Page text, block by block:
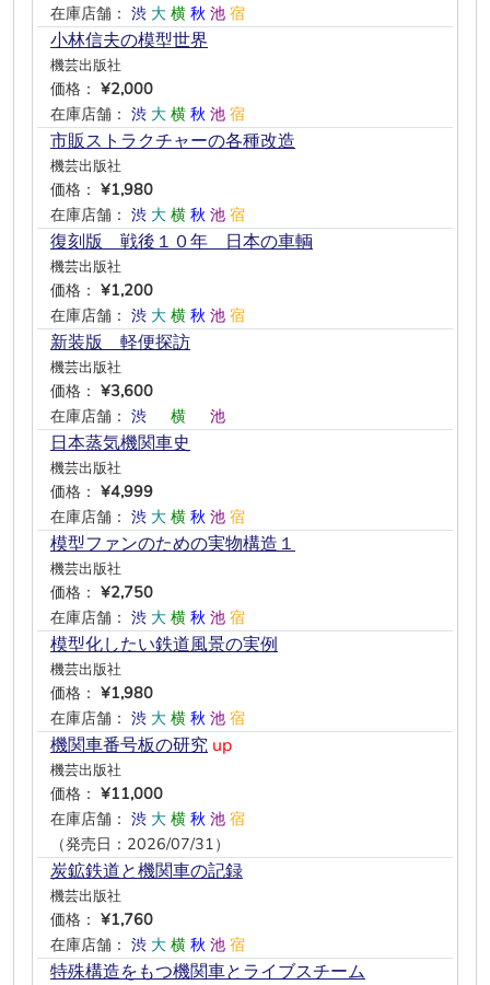
在庫店舗： 渋 大 横 秋 池 宿
小林信夫の模型世界
機芸出版社
価格： ¥2,000
在庫店舗： 渋 大 横 秋 池 宿
市販ストラクチャーの各種改造
機芸出版社
価格： ¥1,980
在庫店舗： 渋 大 横 秋 池 宿
復刻版 戦後１０年 日本の車輌
機芸出版社
価格： ¥1,200
在庫店舗： 渋 大 横 秋 池 宿
新装版 軽便探訪
機芸出版社
価格： ¥3,600
在庫店舗： 渋 横 池
日本蒸気機関車史
機芸出版社
価格： ¥4,999
在庫店舗： 渋 大 横 秋 池 宿
模型ファンのための実物構造１
機芸出版社
価格： ¥2,750
在庫店舗： 渋 大 横 秋 池 宿
模型化したい鉄道風景の実例
機芸出版社
価格： ¥1,980
在庫店舗： 渋 大 横 秋 池 宿
機関車番号板の研究 up
機芸出版社
価格： ¥11,000
在庫店舗： 渋 大 横 秋 池 宿
（発売日：2026/07/31）
炭鉱鉄道と機関車の記録
機芸出版社
価格： ¥1,760
在庫店舗： 渋 大 横 秋 池 宿
特殊構造をもつ機関車とライブスチーム